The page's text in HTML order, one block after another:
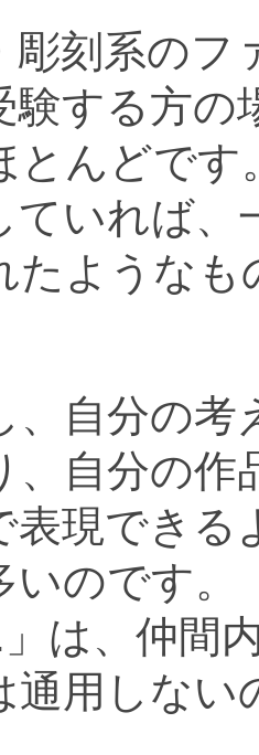
彫刻系のフ
験する方の
とんどです
ていれば、
たようなも
、自分の
、自分の
表現できる
いのです。
」は、仲間
通用しない